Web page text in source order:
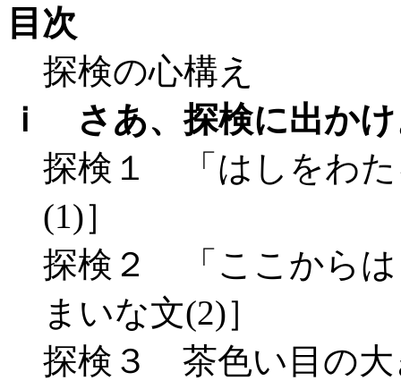
目次
探検の心構え
ｉ さあ、探検に出か
探検１ 「はしをわた
(1)］
探検２ 「ここからは
まいな文(2)］
探検３ 茶色い目の大